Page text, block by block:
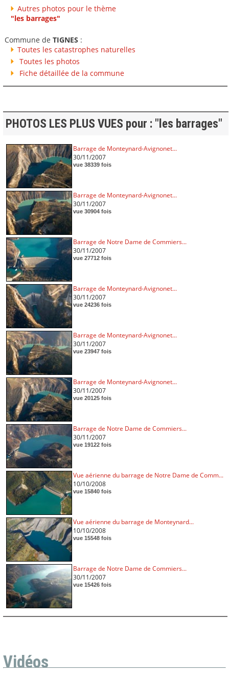
Autres photos pour le thème
"les barrages"
Commune de TIGNES :
Toutes les catastrophes naturelles
Toutes les photos
Fiche détaillée de la commune
PHOTOS LES PLUS VUES pour : "les barrages"
Barrage de Monteynard-Avignonet...
30/11/2007
vue 38339 fois
Barrage de Monteynard-Avignonet...
30/11/2007
vue 30904 fois
Barrage de Notre Dame de Commiers...
30/11/2007
vue 27712 fois
Barrage de Monteynard-Avignonet...
30/11/2007
vue 24236 fois
Barrage de Monteynard-Avignonet...
30/11/2007
vue 23947 fois
Barrage de Monteynard-Avignonet...
30/11/2007
vue 20125 fois
Barrage de Notre Dame de Commiers...
30/11/2007
vue 19122 fois
Vue aérienne du barrage de Notre Dame de Comm...
10/10/2008
vue 15840 fois
Vue aérienne du barrage de Monteynard...
10/10/2008
vue 15548 fois
Barrage de Notre Dame de Commiers...
30/11/2007
vue 15426 fois
Vidéos